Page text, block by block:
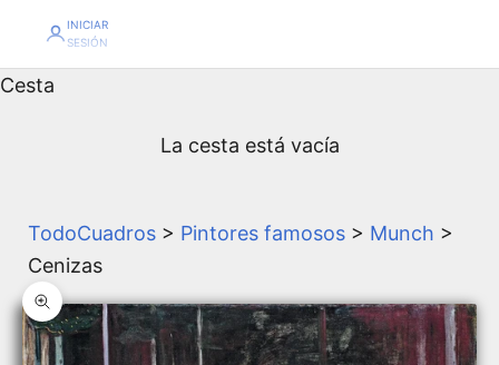
INICIAR
SESIÓN
Cesta
La cesta está vacía
TodoCuadros > Pintores famosos > Munch >
Cenizas
Zoom